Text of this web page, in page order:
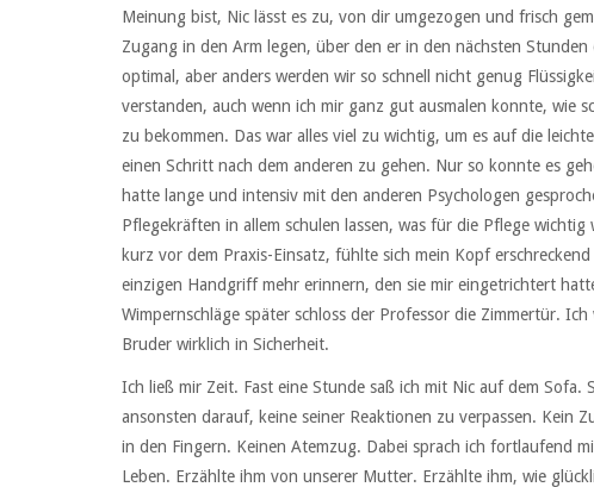
Meinung bist, Nic lässt es zu, von dir umgezogen und frisch
Zugang in den Arm legen, über den er in den nächsten
optimal, aber anders werden wir so schnell nicht genug
verstanden, auch wenn ich mir ganz gut ausmalen konnte, wie
zu bekommen. Das war alles viel zu wichtig, um es auf die
einen Schritt nach dem anderen zu gehen. Nur so konnte es
hatte lange und intensiv mit den anderen Psychologen
Pflegekräften in allem schulen lassen, was für die Pflege
kurz vor dem Praxis-Einsatz, fühlte sich mein Kopf
einzigen Handgriff mehr erinnern, den sie mir eingetrichtert
Wimpernschläge später schloss der Professor die Zimmertür.
Bruder wirklich in Sicherheit.
Ich ließ mir Zeit. Fast eine Stunde saß ich mit Nic auf dem Sofa.
ansonsten darauf, keine seiner Reaktionen zu verpassen. Kein
in den Fingern. Keinen Atemzug. Dabei sprach ich fortlaufend
Leben. Erzählte ihm von unserer Mutter. Erzählte ihm, wie